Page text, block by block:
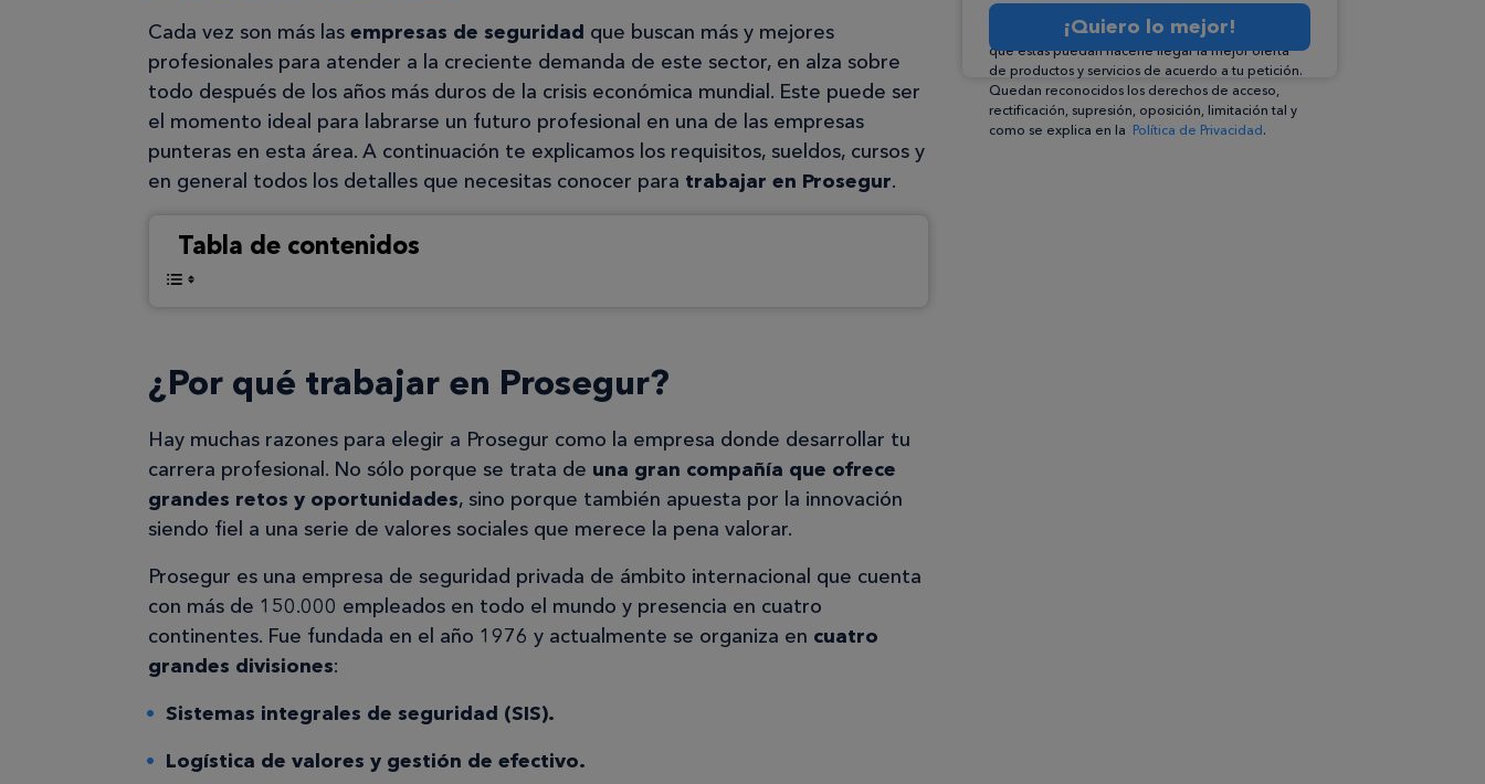
Cada vez son más las empresas de seguridad que buscan más y mejores
profesionales para atender a la creciente demanda de este sector, en alza sobre
todo después de los años más duros de la crisis económica mundial. Este puede ser
el momento ideal para labrarse un futuro profesional en una de las empresas
punteras en esta área. A continuación te explicamos los requisitos, sueldos, cursos y
en general todos los detalles que necesitas conocer para trabajar en Prosegur.
Tabla de contenidos
¿Por qué trabajar en Prosegur?
Hay muchas razones para elegir a Prosegur como la empresa donde desarrollar tu
carrera profesional. No sólo porque se trata de una gran compañía que ofrece
grandes retos y oportunidades, sino porque también apuesta por la innovación
siendo fiel a una serie de valores sociales que merece la pena valorar.
Prosegur es una empresa de seguridad privada de ámbito internacional que cuenta
con más de 150.000 empleados en todo el mundo y presencia en cuatro
continentes. Fue fundada en el año 1976 y actualmente se organiza en cuatro
grandes divisiones:
Sistemas integrales de seguridad (SIS).
Logística de valores y gestión de efectivo.
Compartiremos su solicitud con las empresas que
conforman elGrupo Northius, con el objeto de
que éstas puedan hacerle llegar la mejor oferta
de productos y servicios de acuerdo a tu petición.
Quedan reconocidos los derechos de acceso,
rectificación, supresión, oposición, limitación tal y
como se explica en la Política de Privacidad.
¡Quiero lo mejor!